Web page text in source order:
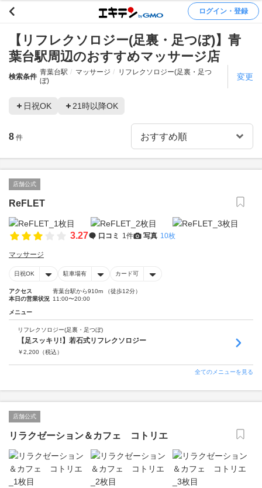
ログイン・登録
【リフレクソロジー(足裏・足つぼ)】青
葉台駅周辺のおすすめマッサージ店
検索条件
青葉台駅 マッサージ
リフレクソロジー(足裏・足つ
ぼ)
変更
日祝OK 21時以降OK
8 件
店舗公式
ReFLET
3.27 口コミ 1件 写真 10枚
マッサージ
日祝OK 駐車場有 カード可
アクセス
青葉台駅から910m （徒歩12分）
本日の営業状況 11:00〜20:00
メニュー
リフレクソロジー(足裏・足つぼ)
【足スッキリ!】若石式リフレクソロジー
￥2,200 （税込）
全てのメニューを見る
店舗公式
リラクゼーション＆カフェ コトリエ